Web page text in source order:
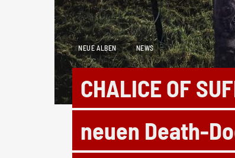
NEUE ALBEN NEWS
CHALICE OF
neuen Death-